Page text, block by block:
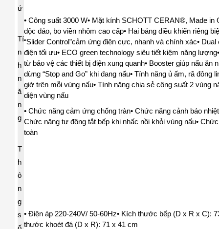
ứ
Tí
n
h
n
ă
n
g
• Công suất 3000 W• Mặt kính SCHOTT CERAN®, Made in
độc đáo, bo viền nhôm cao cấp• Hai bảng điều khiển riêng
“Slider Control”cảm ứng điện cực, nhanh và chính xác•
điện tối ưu• ECO green technology siêu tiết kiệm năng lượng
từ bảo vệ các thiết bị điện xung quanh• Booster giúp nấu ăn
dừng “Stop and Go” khi đang nấu• Tính năng ủ ấm, rã đông
giờ trên mỗi vùng nấu• Tính năng chia sẻ công suất 2 vùng
diện vùng nấu
• Chức năng cảm ứng chống tràn• Chức năng cảnh báo
Chức năng tự động tắt bếp khi nhấc nồi khỏi vùng nấu•
toàn
T
h
ô
n
g
s • Điện áp 220-240V/ 50-60Hz• Kích thước bếp (D x R x C):
thước khoét đá (D x R): 71 x 41 cm